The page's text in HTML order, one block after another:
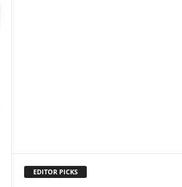
EDITOR PICKS